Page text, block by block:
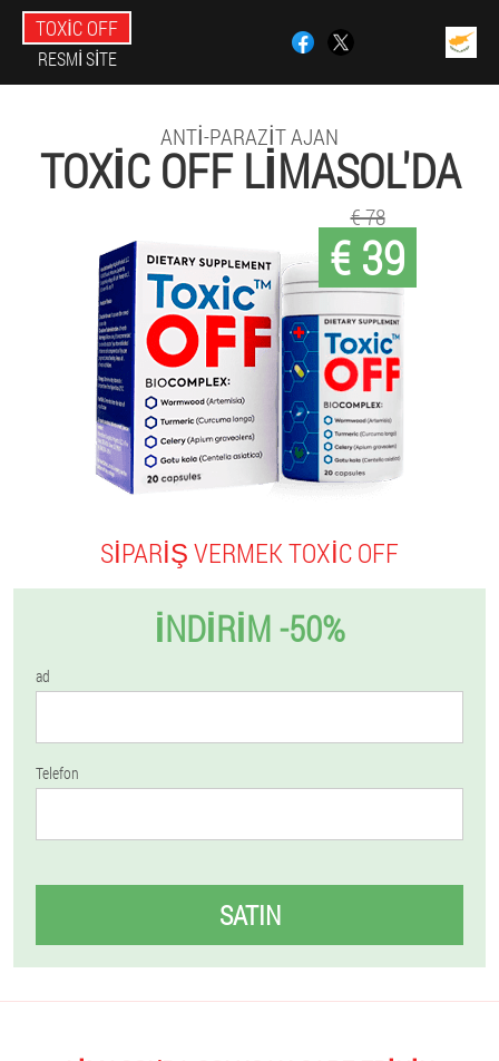
TOXIC OFF
RESMI SITE
ANTI-PARAZIT AJAN
TOXIC OFF LIMASOL'DA
€ 39
€ 78
SIPARIŞ VERMEK TOXIC OFF
İNDIRIM -50%
ad
Telefon
SATIN